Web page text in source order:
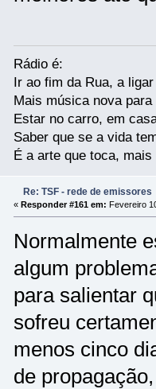
Rádio é:
Ir ao fim da Rua, a
Mais música nova
Estar no carro, em
Saber que se a vida
É a arte que toca,
Re: TSF - rede de emissores
« Responder #161 em: Fevereiro
Normalmente
algum
para salientar
sofreu
menos cinco
de